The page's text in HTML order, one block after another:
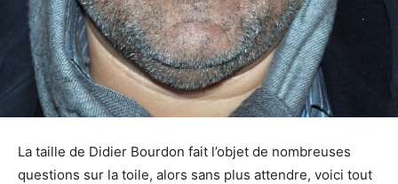
La taille de Didier Bourdon fait l’objet de nombreuses
questions sur la toile, alors sans plus attendre, voici tout